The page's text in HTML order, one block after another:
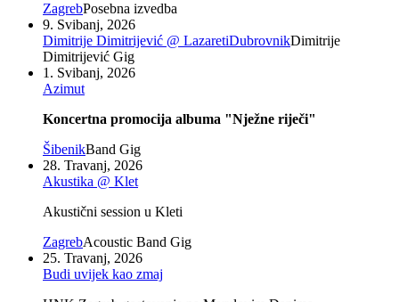
ZagrebPosebna izvedba
9. Svibanj, 2026
Dimitrije Dimitrijević @ LazaretiDubrovnikDimitrije
Dimitrijević Gig
1. Svibanj, 2026
Azimut
Koncertna promocija albuma "Nježne riječi"
ŠibenikBand Gig
28. Travanj, 2026
Akustika @ Klet
Akustični session u Kleti
ZagrebAcoustic Band Gig
25. Travanj, 2026
Budi uvijek kao zmaj